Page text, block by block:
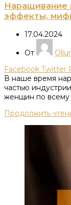
Наращивание
эффекты,
17.04.2024
От
Facebook Twitter
В наше время
частью
женщин по всему
Продолжить